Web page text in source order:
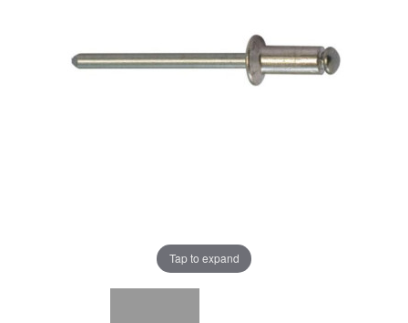
Tap to expand